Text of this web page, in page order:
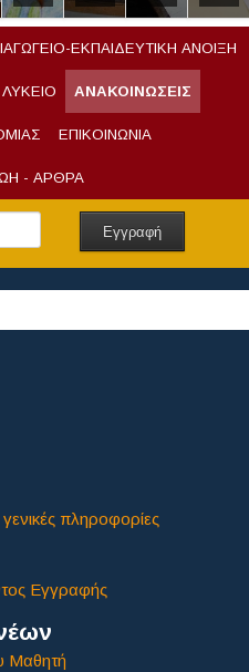
ΕΚΠΑΙΔΕΥΤΙΚΗ ΑΝΟΙΞΗ
ΛΥΚΕΙΟ ΑΝΑΚΟΙΝΩΣΕΙΣ
ΕΠΙΚΟΙΝΩΝΙΑ
- ΑΡΘΡΑ
πληροφορίες
Εγγραφής
Μαθητή